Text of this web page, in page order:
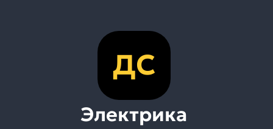
ДС
Электрика